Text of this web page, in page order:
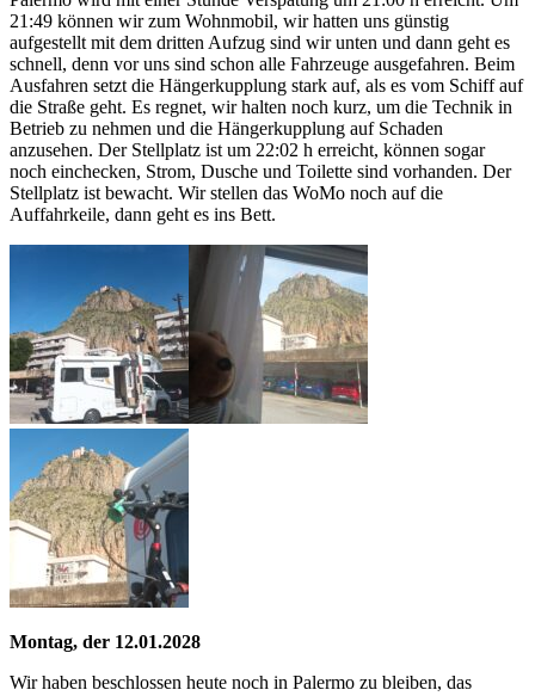
21:49 können wir zum Wohnmobil, wir hatten uns günstig
aufgestellt mit dem dritten Aufzug sind wir unten und dann geht es
schnell, denn vor uns sind schon alle Fahrzeuge ausgefahren. Beim
Ausfahren setzt die Hängerkupplung stark auf, als es vom Schiff auf
die Straße geht. Es regnet, wir halten noch kurz, um die Technik in
Betrieb zu nehmen und die Hängerkupplung auf Schaden
anzusehen. Der Stellplatz ist um 22:02 h erreicht, können sogar
noch einchecken, Strom, Dusche und Toilette sind vorhanden. Der
Stellplatz ist bewacht. Wir stellen das WoMo noch auf die
Auffahrkeile, dann geht es ins Bett.
Montag, der 12.01.2028
Wir haben beschlossen heute noch in Palermo zu bleiben, das